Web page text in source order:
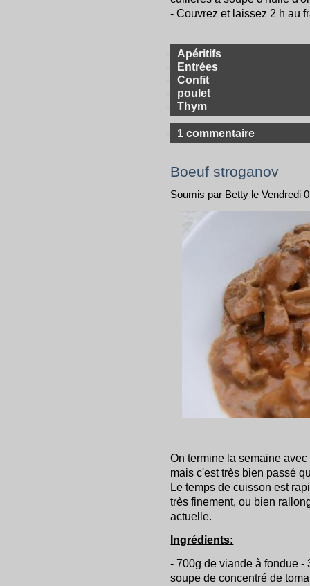
- Couvrez et laissez 2 h au
Apéritifs
Entrées
Confit
poulet
Thym
1 commentaire
Boeuf stroganov
Soumis par Betty le Vendredi
On termine la semaine
mais c'est très bien passé
Le temps de cuisson est
très finement, ou bien
actuelle.
Ingrédients:
- 700g de viande à fondue
soupe de concentré de